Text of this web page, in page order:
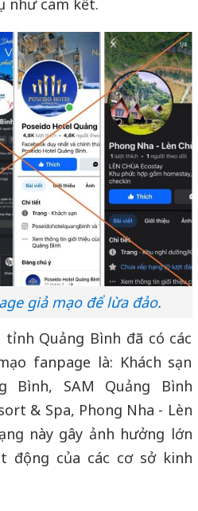
như cam kết.
giả mạo để lừa đảo.
tỉnh Quảng Bình đã có các
fanpage là: Khách sạn
Bình, SAM Quảng Bình
& Spa, Phong Nha - Lèn
này gây ảnh hưởng lớn
động của các cơ sở kinh